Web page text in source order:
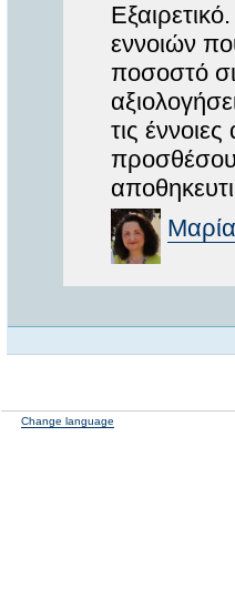
εννοιών
ποσοστό
τις
Change language